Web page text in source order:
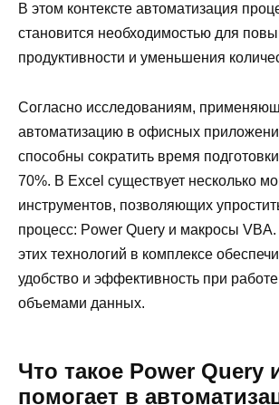
В этом контексте автоматизация
становится необходимостью для
продуктивности и уменьшения
Согласно исследованиям,
автоматизацию в офисных
способны сократить время
70%. В Excel существует несколько
инструментов, позволяющих
процесс: Power Query и макросы
этих технологий в комплексе
удобство и эффективность при
объемами данных.
Что такое Power Query
помогает в